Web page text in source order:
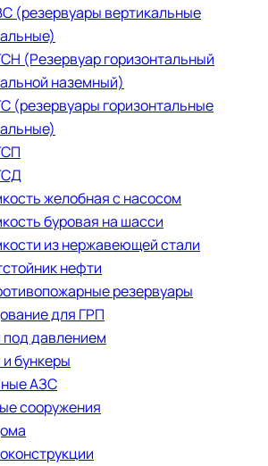
(резервуары вертикальные
(Резервуар горизонтальный
наземный)
(резервуары горизонтальные
желобная с насосом
буровая на шасси
из нержавеющей стали
нефти
резервуары
для ГРП
давлением
бункеры
АЗС
сооружения